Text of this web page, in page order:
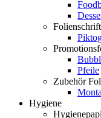
Pfeile
Zubehör
Hygiene